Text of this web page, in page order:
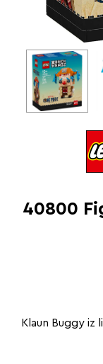
40800
Klaun Buggy iz